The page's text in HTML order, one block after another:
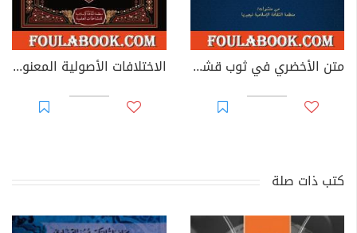
متن الأخضري في ثوب قشيب الاختلافات الأصولية المعنوية على ضوء كتاب روضة الناظر لابن قدامة
كتب ذات صلة